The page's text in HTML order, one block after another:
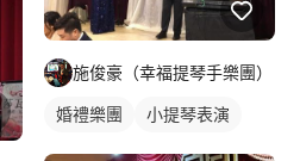
施俊豪（幸福提琴手樂團）
婚禮樂團 小提琴表演